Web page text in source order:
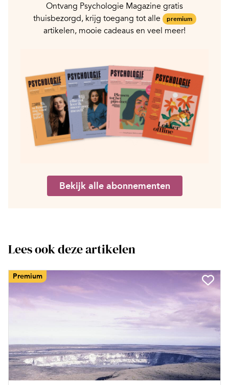
Ontvang Psychologie Magazine gratis
thuisbezorgd, krijg toegang tot alle
premium
artikelen, mooie cadeaus en veel meer!
Bekijk alle abonnementen
Lees ook deze artikelen
Premium